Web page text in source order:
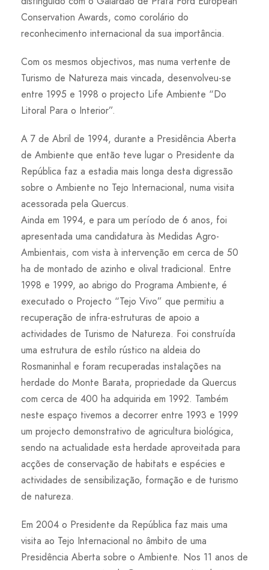
Conservation Awards, como corolário do
reconhecimento internacional da sua importância.
Com os mesmos objectivos, mas numa vertente de
Turismo de Natureza mais vincada, desenvolveu-se
entre 1995 e 1998 o projecto Life Ambiente “Do
Litoral Para o Interior”.
A 7 de Abril de 1994, durante a Presidência Aberta
de Ambiente que então teve lugar o Presidente da
República faz a estadia mais longa desta digressão
sobre o Ambiente no Tejo Internacional, numa visita
acessorada pela Quercus.
Ainda em 1994, e para um período de 6 anos, foi
apresentada uma candidatura às Medidas Agro-
Ambientais, com vista à intervenção em cerca de 50
ha de montado de azinho e olival tradicional. Entre
1998 e 1999, ao abrigo do Programa Ambiente, é
executado o Projecto “Tejo Vivo” que permitiu a
recuperação de infra-estruturas de apoio a
actividades de Turismo de Natureza. Foi construída
uma estrutura de estilo rústico na aldeia do
Rosmaninhal e foram recuperadas instalações na
herdade do Monte Barata, propriedade da Quercus
com cerca de 400 ha adquirida em 1992. Também
neste espaço tivemos a decorrer entre 1993 e 1999
um projecto demonstrativo de agricultura biológica,
sendo na actualidade esta herdade aproveitada para
acções de conservação de habitats e espécies e
actividades de sensibilização, formação e de turismo
de natureza.
Em 2004 o Presidente da República faz mais uma
visita ao Tejo Internacional no âmbito de uma
Presidência Aberta sobre o Ambiente. Nos 11 anos de